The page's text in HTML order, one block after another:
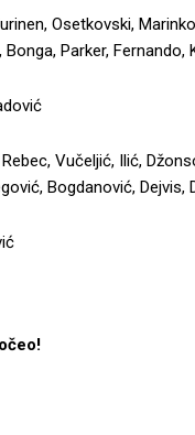
Osetkovski,
Parker, Fernando,
Vučeljić, Ilić,
Bogdanović, Dejvis,